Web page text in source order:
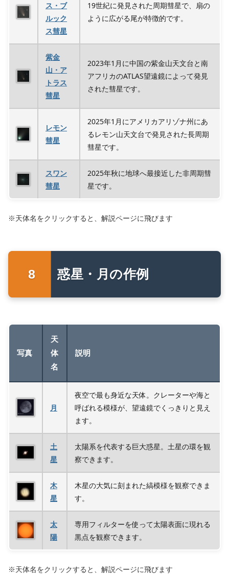
ス・ブ
ルック
ス彗星
19世紀に発見された周期彗星で、扇の
ように広がる尾が特徴的です。
紫金
山・ア
トラス
彗星
2023年1月に中国の紫金山天文台と南
アフリカのATLAS望遠鏡によって発見
された彗星です。
レモン
彗星
2025年1月にアメリカアリゾナ州にあ
るレモン山天文台で発見された長周期
彗星です。
スワン
彗星
2025年秋に地球へ最接近した非周期彗
星です。
※天体名をクリックすると、解説ページに飛びます
惑星・月の作例
写真
天
体
名
説明
月
夜空で最も身近な天体。クレーターや海と
呼ばれる模様が、望遠鏡でくっきりと見え
ます。
土
星
太陽系を代表する巨大惑星。土星の環を観
察できます。
木
星
木星の大気に刻まれた縞模様を観察できま
す。
太
陽
専用フィルターを使って太陽表面に現れる
黒点を観察できます。
※天体名をクリックすると、解説ページに飛びます